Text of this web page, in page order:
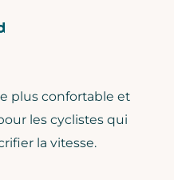
plus confortable et
les cyclistes qui
la vitesse.